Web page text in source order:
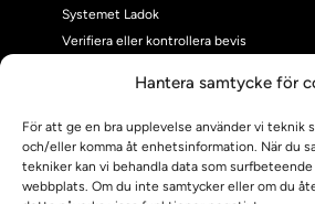
Hantera samtycke för
För att ge en bra upplevelse använder vi teknik
och/eller komma åt enhetsinformation. När du
tekniker kan vi behandla data som
webbplats. Om du inte samtycker eller om du
Systemet Ladok
Verifiera eller kontrollera bevis
Om oss
Om Ladokkonsortiet
Ladokkonsortiet internationellt
Vision, strategi och produktplan